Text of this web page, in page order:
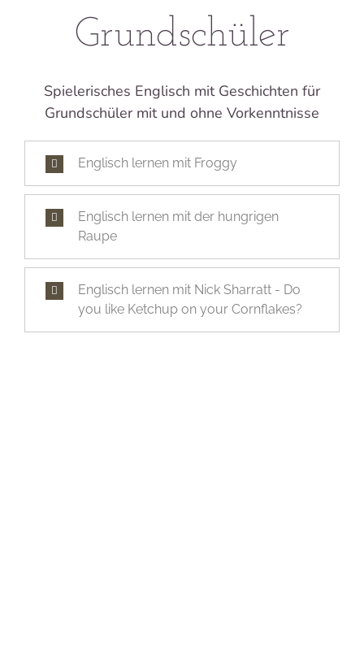
Grundschüler
Spielerisches Englisch mit Geschichten für
Grundschüler mit und ohne Vorkenntnisse
Englisch lernen mit Froggy
Englisch lernen mit der hungrigen
Raupe
Englisch lernen mit Nick Sharratt - Do
you like Ketchup on your Cornflakes?